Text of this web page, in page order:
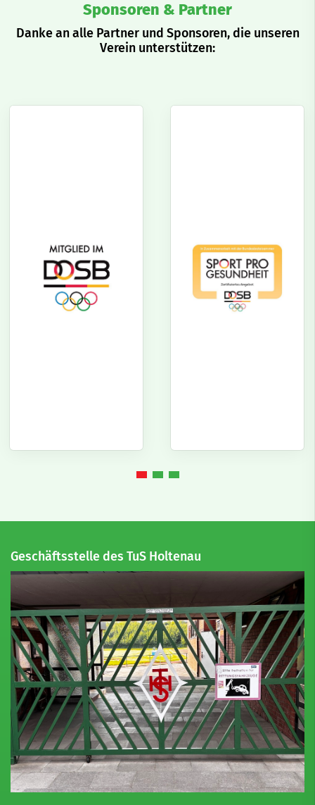
Sponsoren & Partner
Danke an alle Partner und Sponsoren, die unseren
Verein unterstützen:
Geschäftsstelle des TuS Holtenau